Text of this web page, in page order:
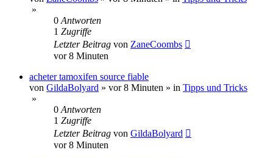
»
0 Antworten
1 Zugriffe
Letzter Beitrag von ZaneCoombs
vor 8 Minuten
acheter tamoxifen source fiable
von GildaBolyard » vor 8 Minuten » in Tipps und Tricks
»
0 Antworten
1 Zugriffe
Letzter Beitrag von GildaBolyard
vor 8 Minuten